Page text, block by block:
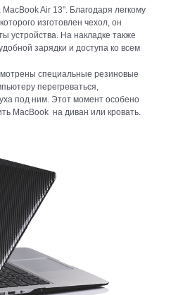
Air 13". Благодаря легкому
изготовлен чехол, он
устройства. На накладке также
зарядки и доступа ко всем
специальные резиновые
перегреваться,
под ним. Этот момент особено
MacBook на диван или кровать.